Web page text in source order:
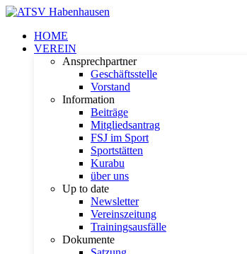
HOME
VEREIN
Ansprechpartner
Geschäftsstelle
Vorstand
Information
Beiträge
Mitgliedsantrag
FSJ im Sport
Sportstätten
Kurabu
über uns
Up to date
Newsletter
Vereinszeitung
Trainingsausfälle
Dokumente